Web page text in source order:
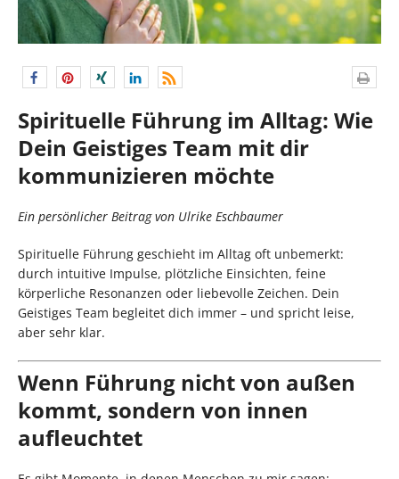
Spirituelle Führung im Alltag: Wie
Dein Geistiges Team mit dir
kommunizieren möchte
Ein persönlicher Beitrag von Ulrike Eschbaumer
Spirituelle Führung geschieht im Alltag oft unbemerkt:
durch intuitive Impulse, plötzliche Einsichten, feine
körperliche Resonanzen oder liebevolle Zeichen. Dein
Geistiges Team begleitet dich immer – und spricht leise,
aber sehr klar.
Wenn Führung nicht von außen
kommt, sondern von innen
aufleuchtet